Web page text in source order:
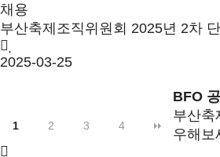
채용
부산축제조직위원회 2025년 2차
2025-03-25
1 2 3 4
BFO
부산축
우해보